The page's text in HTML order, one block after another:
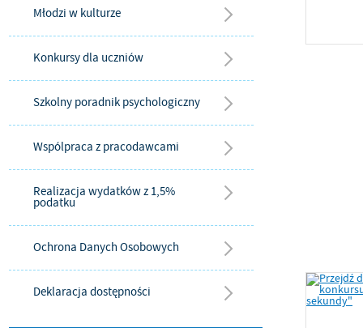
Młodzi w kulturze
Konkursy dla uczniów
Szkolny poradnik psychologiczny
Wspólpraca z pracodawcami
Realizacja wydatków z 1,5%
podatku
Ochrona Danych Osobowych
Deklaracja dostępności